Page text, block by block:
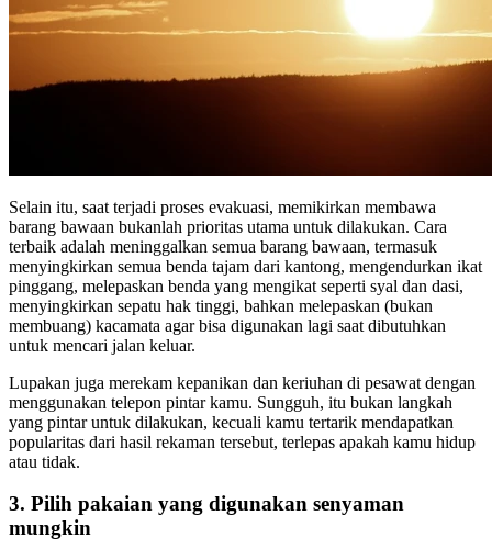
Selain itu, saat terjadi proses evakuasi, memikirkan membawa
barang bawaan bukanlah prioritas utama untuk dilakukan. Cara
terbaik adalah meninggalkan semua barang bawaan, termasuk
menyingkirkan semua benda tajam dari kantong, mengendurkan ikat
pinggang, melepaskan benda yang mengikat seperti syal dan dasi,
menyingkirkan sepatu hak tinggi, bahkan melepaskan (bukan
membuang) kacamata agar bisa digunakan lagi saat dibutuhkan
untuk mencari jalan keluar.
Lupakan juga merekam kepanikan dan keriuhan di pesawat dengan
menggunakan telepon pintar kamu. Sungguh, itu bukan langkah
yang pintar untuk dilakukan, kecuali kamu tertarik mendapatkan
popularitas dari hasil rekaman tersebut, terlepas apakah kamu hidup
atau tidak.
3. Pilih pakaian yang digunakan senyaman
mungkin